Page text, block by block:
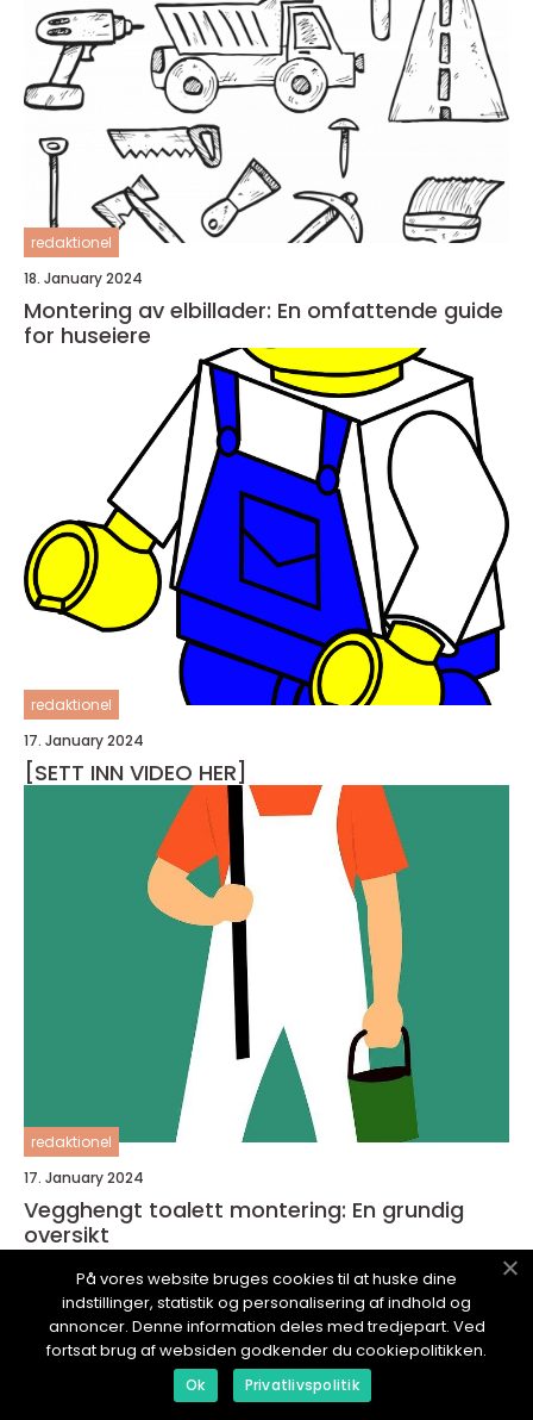
redaktionel
18. January 2024
Montering av elbillader: En omfattende guide
for huseiere
redaktionel
17. January 2024
[SETT INN VIDEO HER]
redaktionel
17. January 2024
Vegghengt toalett montering: En grundig
oversikt
TJENESTEBLOGGEN. no
På vores website bruges cookies til at huske dine
indstillinger, statistik og personalisering af indhold og
annoncer. Denne information deles med tredjepart. Ved
fortsat brug af websiden godkender du cookiepolitikken.
Ok Privatlivspolitik